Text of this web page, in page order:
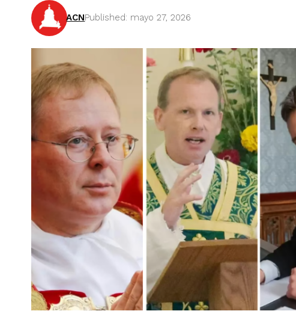
ACNPublished: mayo 27, 2026